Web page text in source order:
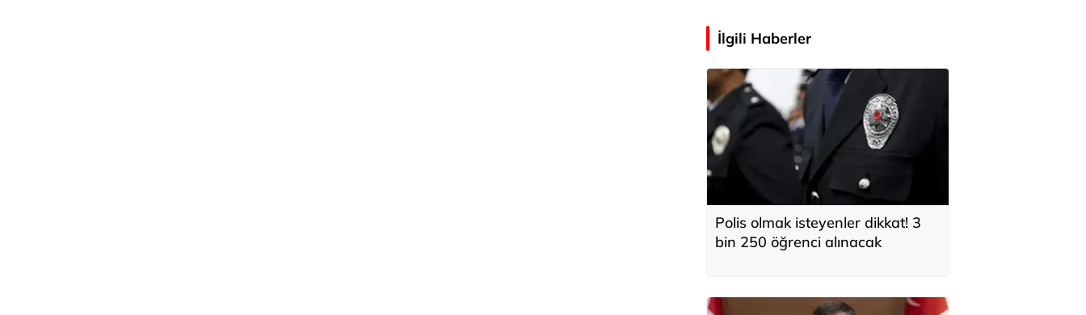
İlgili Haberler
Polis olmak isteyenler dikkat! 3
bin 250 öğrenci alınacak